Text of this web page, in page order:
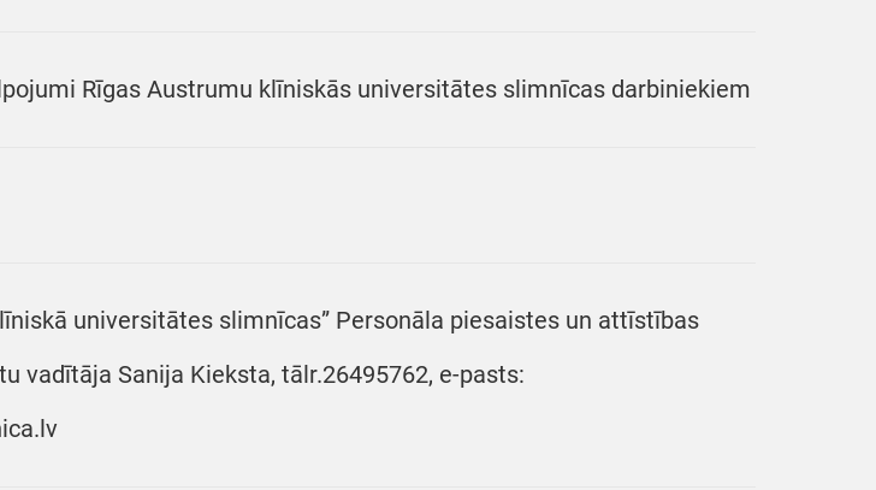
Rīgas Austrumu klīniskās universitātes slimnīcas darbiniekiem
universitātes slimnīcas” Personāla piesaistes un attīstības
vadītāja Sanija Kieksta, tālr.26495762, e-pasts: